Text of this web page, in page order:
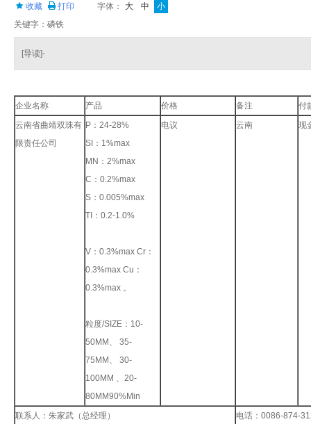
收藏 打印 字体： 大 中
小
关键字：磷铁
[导读]-
企业名称 产品 价格 备注
付
云南省曲靖双珠有
限责任公司
P：24-28%
SI：1%max
MN：2%max
C：0.2%max
S：0.005%max
TI：0.2-1.0%
V：0.3%max Cr：
0.3%max Cu：
0.3%max 。
粒度/SIZE：10-
50MM、 35-
75MM、 30-
100MM 、20-
80MM90%Min
电议 云南 现
联系人：朱家武（总经理）
电话：0086-874-